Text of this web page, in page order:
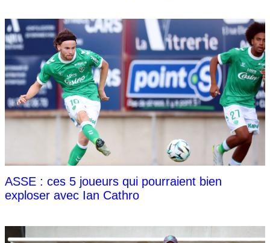
ASSE : ces 5 joueurs qui pourraient bien
exploser avec Ian Cathro